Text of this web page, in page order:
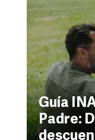
Guía
Padre: